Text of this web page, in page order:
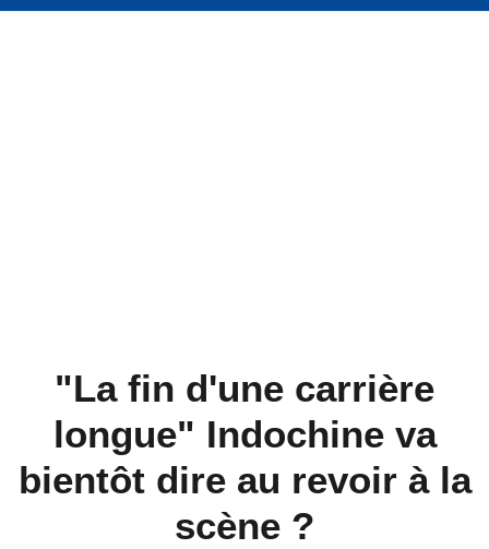
"La fin d'une carrière
longue" Indochine va
bientôt dire au revoir à la
scène ?